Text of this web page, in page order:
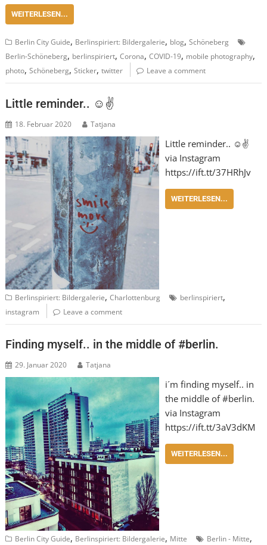
WEITERLESEN...
Berlin City Guide, Berlinspiriert: Bildergalerie, blog,Schöneberg
Berlin-Schöneberg, berlinspiriert,Corona,COVID-19, mobile photography,
photo,Schöneberg,Sticker,twitter Leave a comment
Little reminder.. ☺️✌️
18. Februar 2020 Tatjana
Little reminder.. ☺️✌️
via Instagram
https://ift.tt/37HRhJv
WEITERLESEN...
Berlinspiriert: Bildergalerie,Charlottenburg berlinspiriert,
instagram Leave a comment
Finding myself.. in the middle of #berlin.
29. Januar 2020 Tatjana
i´m finding myself.. in
the middle of #berlin.
via Instagram
https://ift.tt/3aV3dKM
WEITERLESEN...
Berlin City Guide, Berlinspiriert: Bildergalerie, Mitte Berlin - Mitte,